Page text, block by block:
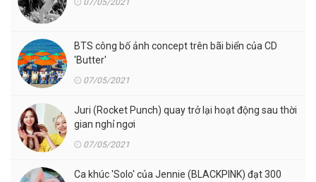
07/05/2021
BTS công bố ảnh concept trên bãi biển của CD
'Butter'
07/05/2021
Juri (Rocket Punch) quay trở lại hoạt động sau thời
gian nghỉ ngơi
07/05/2021
Ca khúc 'Solo' của Jennie (BLACKPINK) đạt 300